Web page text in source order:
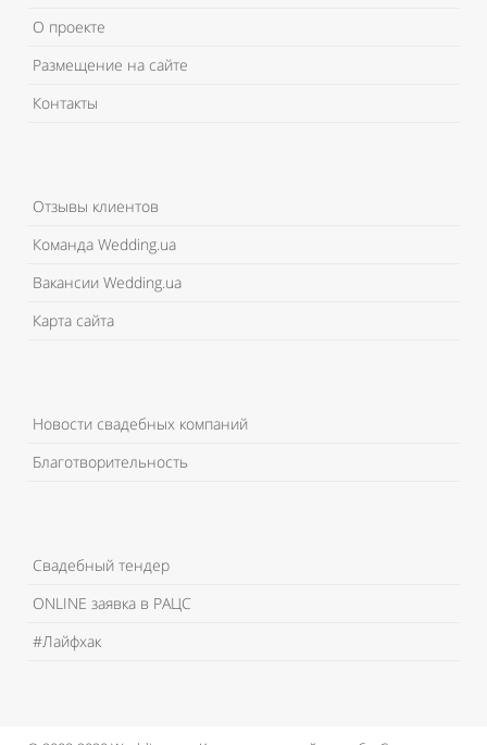
О проекте
Размещение на сайте
Контакты
Отзывы клиентов
Команда Wedding.ua
Вакансии Wedding.ua
Карта сайта
Новости свадебных компаний
Благотворительность
Свадебный тендер
ONLINE заявка в РАЦС
#Лайфхак